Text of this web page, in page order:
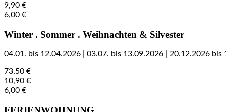
9,90 €
6,00 €
Winter . Sommer . Weihnachten & Silvester
04.01. bis 12.04.2026 | 03.07. bis 13.09.2026 | 20.12.2026 bis
73,50 €
10,90 €
6,00 €